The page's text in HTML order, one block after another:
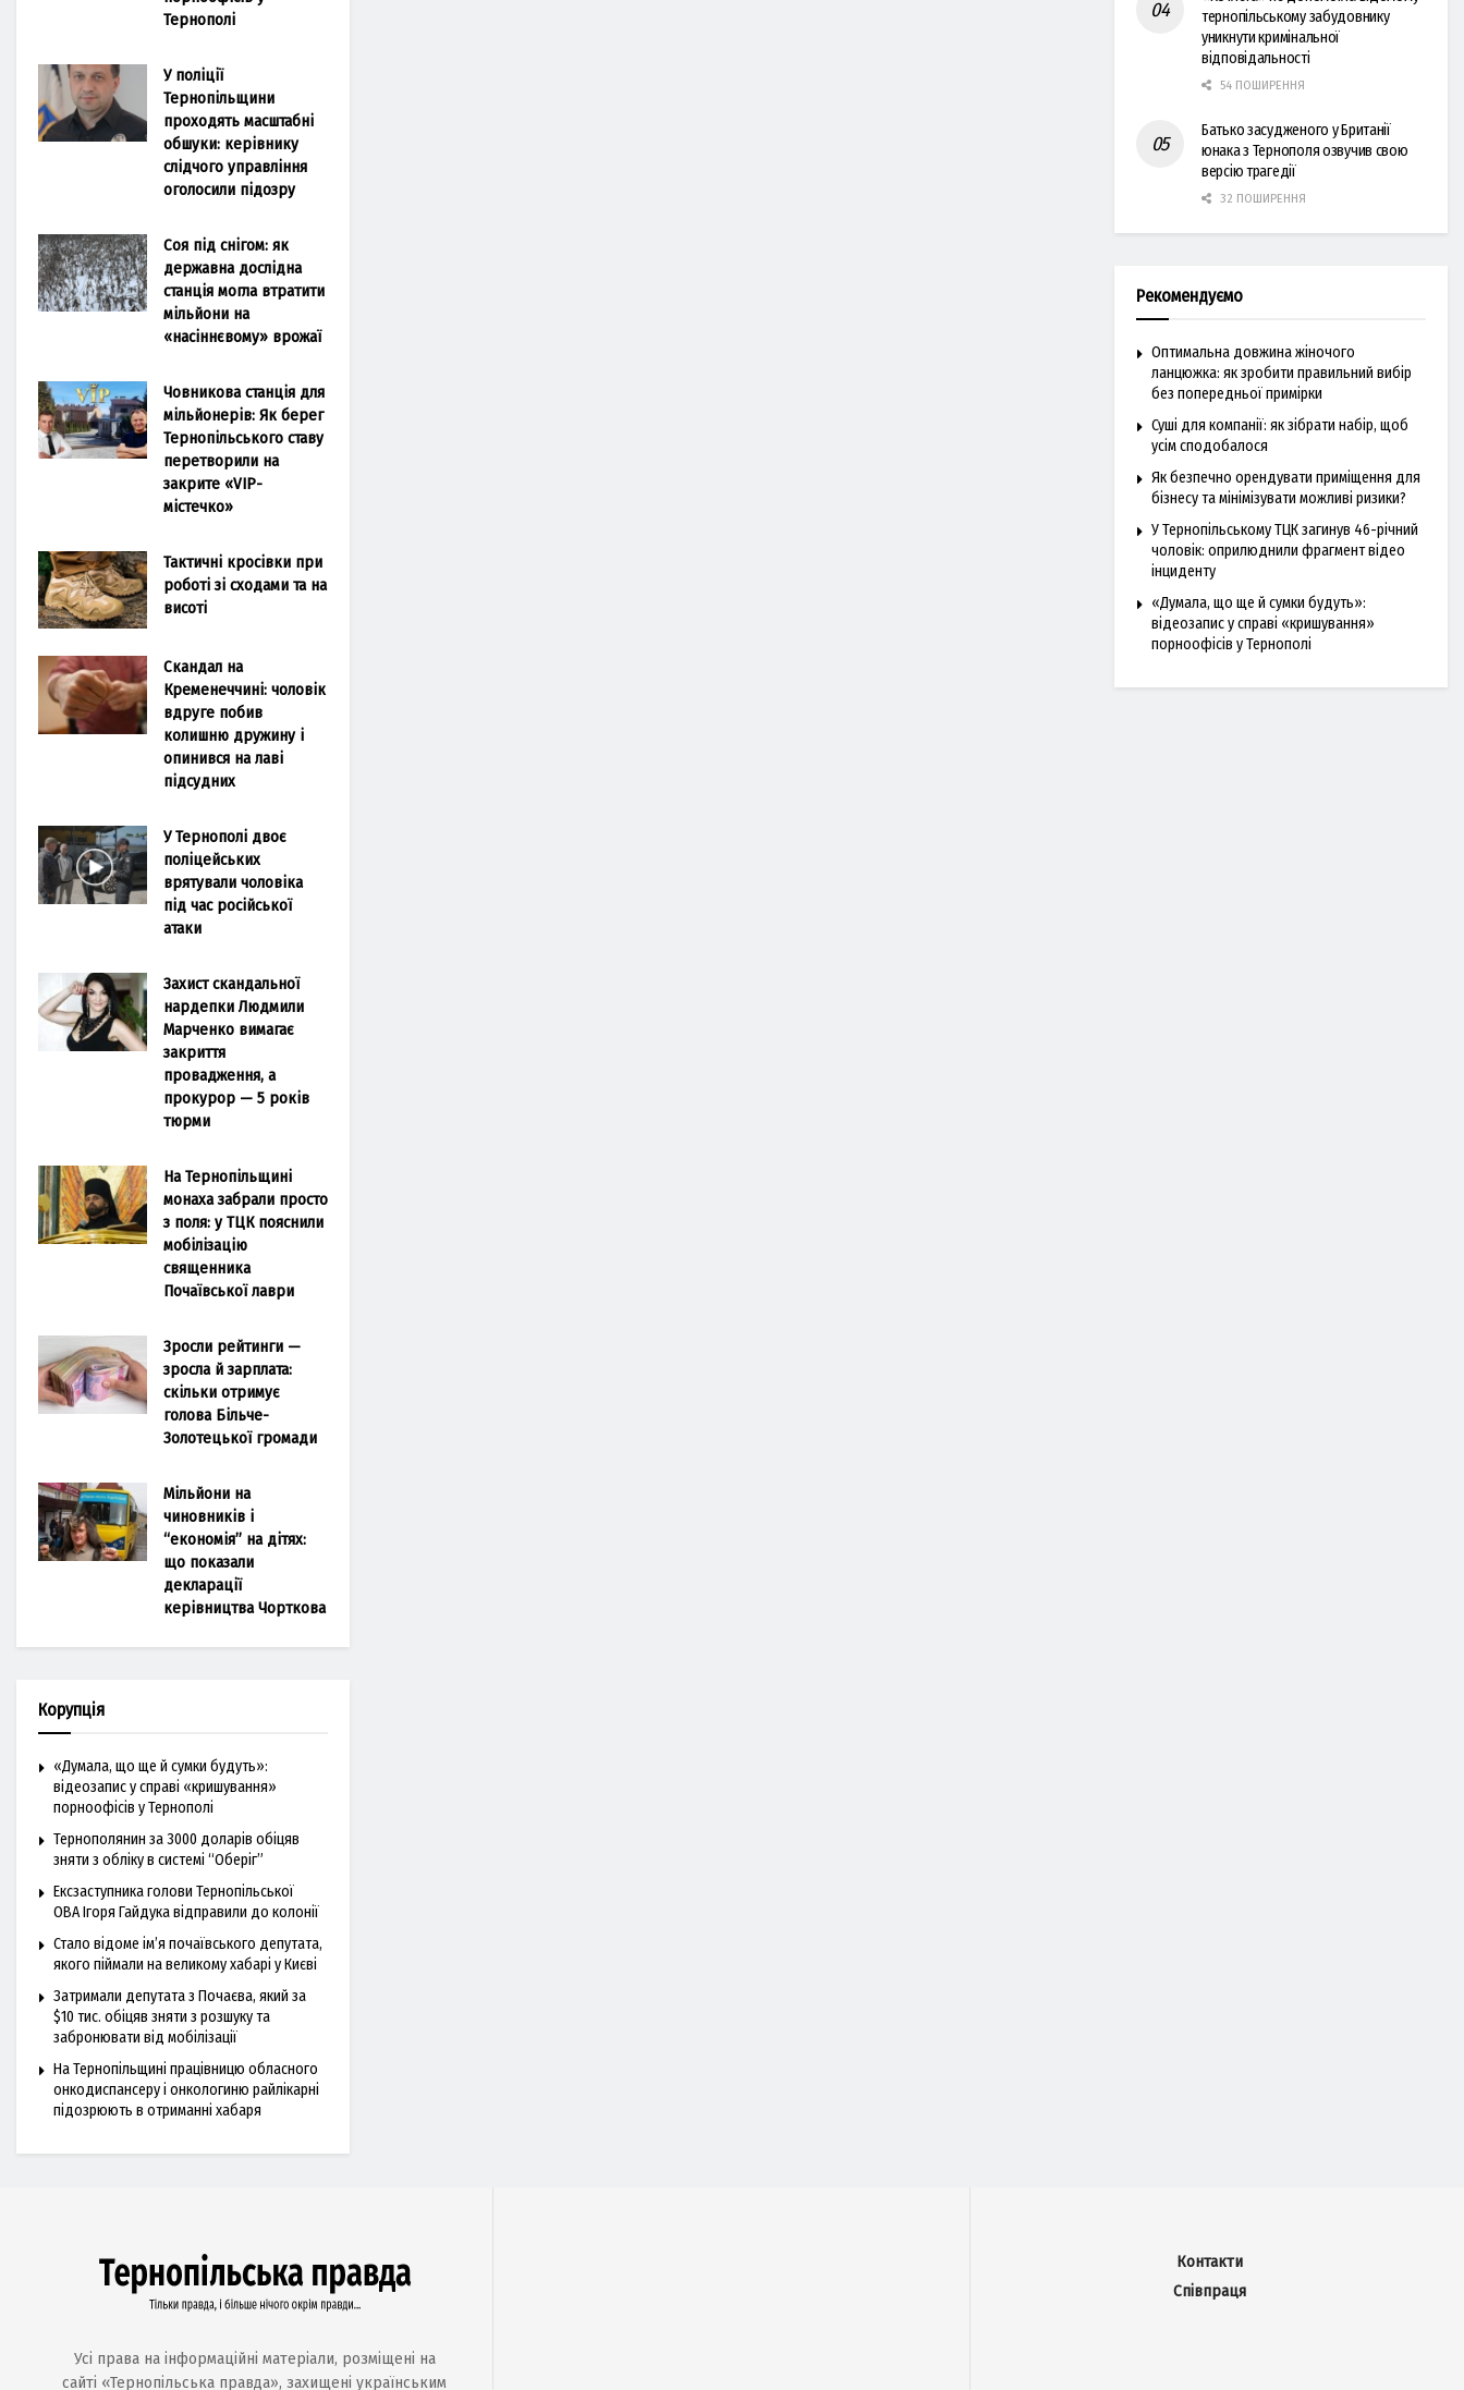
Тернополі
У поліції
Тернопільщини
проходять масштабні
обшуки: керівнику
слідчого управління
оголосили підозру
Соя під снігом: як
державна дослідна
станція могла втратити
мільйони на
«насіннєвому» врожаї
Човникова станція для
мільйонерів: Як берег
Тернопільського ставу
перетворили на
закрите «VIP-
містечко»
Тактичні кросівки при
роботі зі сходами та на
висоті
Скандал на
Кременеччині: чоловік
вдруге побив
колишню дружину і
опинився на лаві
підсудних
У Тернополі двоє
поліцейських
врятували чоловіка
під час російської
атаки
Захист скандальної
нардепки Людмили
Марченко вимагає
закриття
провадження, а
прокурор — 5 років
тюрми
На Тернопільщині
монаха забрали просто
з поля: у ТЦК пояснили
мобілізацію
священника
Почаївської лаври
Зросли рейтинги —
зросла й зарплата:
скільки отримує
голова Більче-
Золотецької громади
Мільйони на
чиновників і
“економія” на дітях:
що показали
декларації
керівництва Чорткова
Корупція
«Думала, що ще й сумки будуть»:
відеозапис у справі «кришування»
порноофісів у Тернополі
Тернополянин за 3000 доларів обіцяв
зняти з обліку в системі “Оберіг”
Ексзаступника голови Тернопільської
ОВА Ігоря Гайдука відправили до колонії
Стало відоме ім’я почаївського депутата,
якого піймали на великому хабарі у Києві
Затримали депутата з Почаєва, який за
$10 тис. обіцяв зняти з розшуку та
забронювати від мобілізації
На Тернопільщині працівницю обласного
онкодиспансеру і онкологиню райлікарні
підозрюють в отриманні хабаря
тернопільському забудовнику
уникнути кримінальної
відповідальності
54 ПОШИРЕННЯ
Батько засудженого у Британії
юнака з Тернополя озвучив свою
версію трагедії
32 ПОШИРЕННЯ
Рекомендуємо
Оптимальна довжина жіночого
ланцюжка: як зробити правильний вибір
без попередньої примірки
Суші для компанії: як зібрати набір, щоб
усім сподобалося
Як безпечно орендувати приміщення для
бізнесу та мінімізувати можливі ризики?
У Тернопільському ТЦК загинув 46-річний
чоловік: оприлюднили фрагмент відео
інциденту
«Думала, що ще й сумки будуть»:
відеозапис у справі «кришування»
порноофісів у Тернополі
Усі права на інформаційні матеріали, розміщені на
сайті «Тернопільська правда», захищені українським
Контакти
Співпраця